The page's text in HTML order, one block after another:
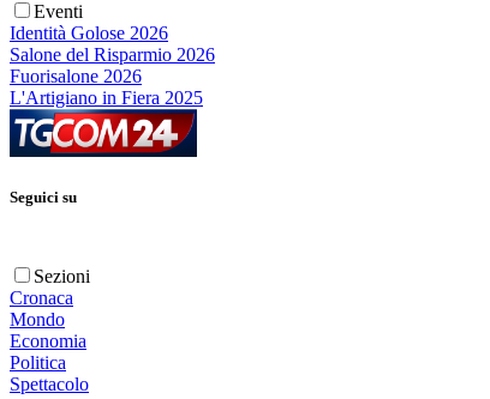
Eventi
Identità Golose 2026
Salone del Risparmio 2026
Fuorisalone 2026
L'Artigiano in Fiera 2025
Seguici su
Sezioni
Cronaca
Mondo
Economia
Politica
Spettacolo